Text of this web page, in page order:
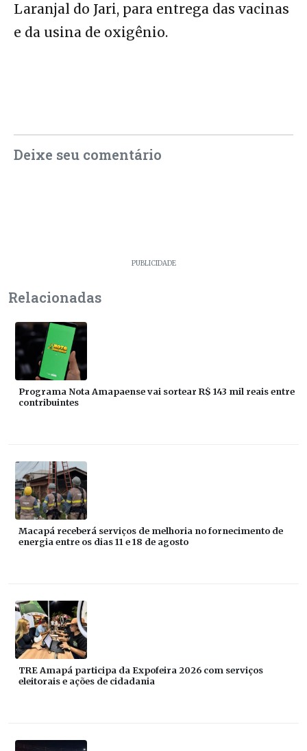
Laranjal do Jari, para entrega das vacinas
e da usina de oxigênio.
Deixe seu comentário
PUBLICIDADE
Relacionadas
Programa Nota Amapaense vai sortear R$ 143 mil reais entre
contribuintes
Macapá receberá serviços de melhoria no fornecimento de
energia entre os dias 11 e 18 de agosto
TRE Amapá participa da Expofeira 2026 com serviços
eleitorais e ações de cidadania